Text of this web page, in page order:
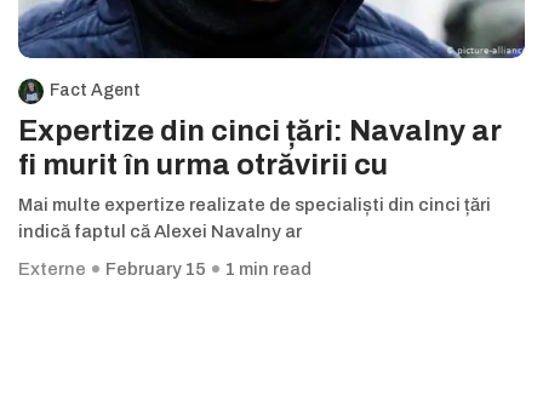
Fact Agent
Expertize din cinci țări: Navalny ar
fi murit în urma otrăvirii cu
Mai multe expertize realizate de specialiști din cinci țări
indică faptul că Alexei Navalny ar
Externe
February 15 1 min read